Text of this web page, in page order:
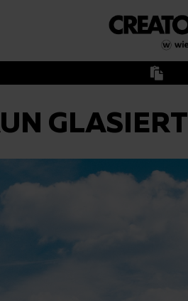
GLASIERT